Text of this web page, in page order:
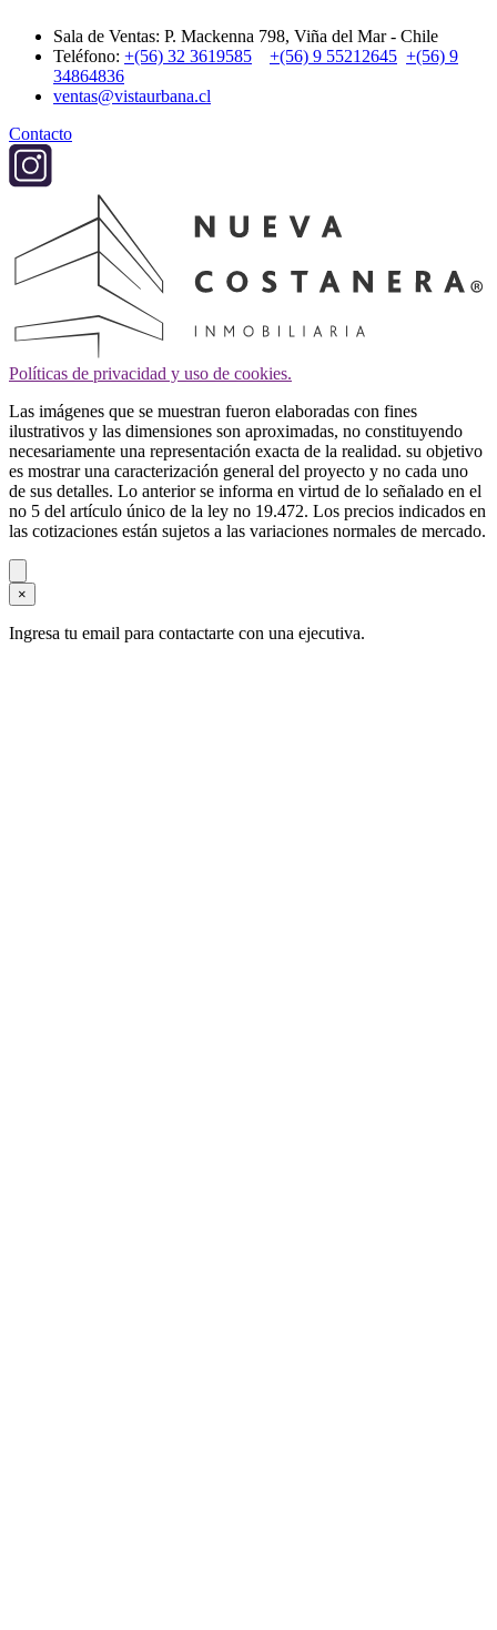
Sala de Ventas: P. Mackenna 798, Viña del Mar - Chile
Teléfono: +(56) 32 3619585 +(56) 9 55212645 +(56) 9
34864836
ventas@vistaurbana.cl
Contacto
Políticas de privacidad y uso de cookies.
Las imágenes que se muestran fueron elaboradas con fines
ilustrativos y las dimensiones son aproximadas, no constituyendo
necesariamente una representación exacta de la realidad. su objetivo
es mostrar una caracterización general del proyecto y no cada uno
de sus detalles. Lo anterior se informa en virtud de lo señalado en el
no 5 del artículo único de la ley no 19.472. Los precios indicados en
las cotizaciones están sujetos a las variaciones normales de mercado.
×
Ingresa tu email para contactarte con una ejecutiva.